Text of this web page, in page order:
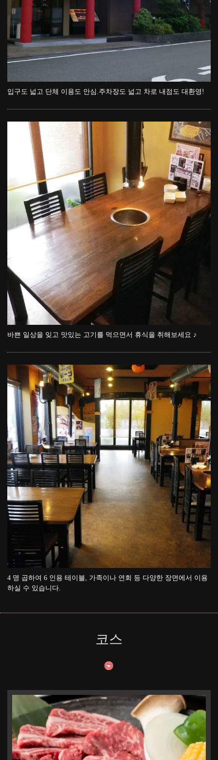
입구도 넓고 단체 이용도 안심.주차장도 넓고 차로 내점도 대환영!
바쁜 일상을 잊고 맛있는 고기를 먹으면서 휴식을 취해보세요 ♪
4 명 곱하여 6 인용 테이블, 가족이나 연회 등 다양한 장면에서 이용
하실 수 있습니다.
코스